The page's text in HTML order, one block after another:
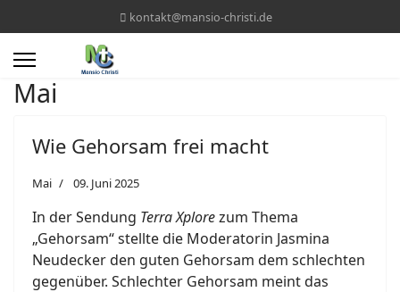
kontakt@mansio-christi.de
Mai
Wie Gehorsam frei macht
Mai 09. Juni 2025
In der Sendung Terra Xplorezum Thema
„Gehorsam“ stellte die Moderatorin Jasmina
Neudecker den guten Gehorsam dem schlechten
gegenüber. Schlechter Gehorsam meint das